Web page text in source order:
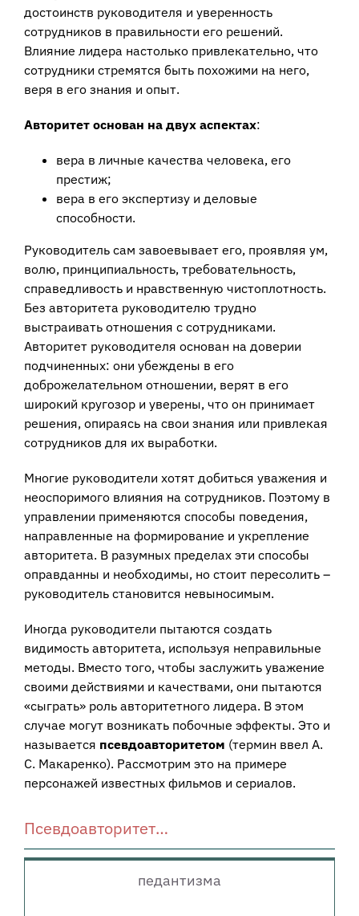
достоинств руководителя и уверенность
сотрудников в правильности его решений.
Влияние лидера настолько привлекательно, что
сотрудники стремятся быть похожими на него,
веря в его знания и опыт.
Авторитет основан на двух аспектах:
вера в личные качества человека, его
престиж;
вера в его экспертизу и деловые
способности.
Руководитель сам завоевывает его, проявляя ум,
волю, принципиальность, требовательность,
справедливость и нравственную чистоплотность.
Без авторитета руководителю трудно
выстраивать отношения с сотрудниками.
Авторитет руководителя основан на доверии
подчиненных: они убеждены в его
доброжелательном отношении, верят в его
широкий кругозор и уверены, что он принимает
решения, опираясь на свои знания или привлекая
сотрудников для их выработки.
Многие руководители хотят добиться уважения и
неоспоримого влияния на сотрудников. Поэтому в
управлении применяются способы поведения,
направленные на формирование и укрепление
авторитета. В разумных пределах эти способы
оправданны и необходимы, но стоит пересолить –
руководитель становится невыносимым.
Иногда руководители пытаются создать
видимость авторитета, используя неправильные
методы. Вместо того, чтобы заслужить уважение
своими действиями и качествами, они пытаются
«сыграть» роль авторитетного лидера. В этом
случае могут возникать побочные эффекты. Это и
называется псевдоавторитетом (термин ввел А.
С. Макаренко). Рассмотрим это на примере
персонажей известных фильмов и сериалов.
Псевдоавторитет…
педантизма